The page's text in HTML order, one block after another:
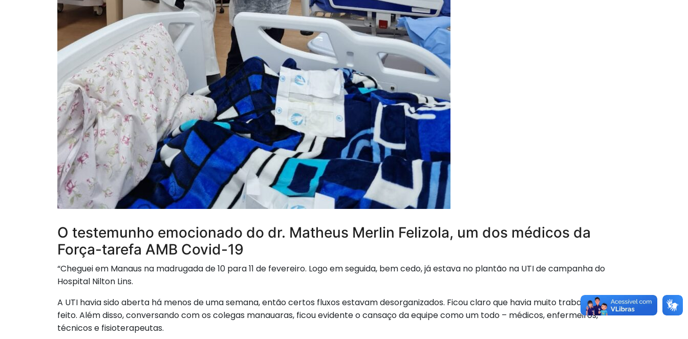
O testemunho emocionado do dr. Matheus Merlin Felizola, um dos médicos da
Força-tarefa AMB Covid-19
“Cheguei em Manaus na madrugada de 10 para 11 de fevereiro. Logo em seguida, bem cedo, já estava no plantão na UTI de campanha do
Hospital Nilton Lins.
A UTI havia sido aberta há menos de uma semana, então certos fluxos estavam desorganizados. Ficou claro que havia muito trabalho a ser
feito. Além disso, conversando com os colegas manauaras, ficou evidente o cansaço da equipe como um todo – médicos, enfermeiros,
técnicos e fisioterapeutas.